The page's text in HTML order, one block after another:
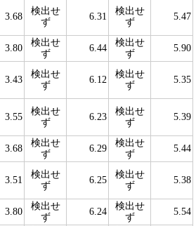
3.68
検出せ
ず
6.31
検出せ
ず
5.47
3.80
検出せ
ず
6.44
検出せ
ず
5.90
3.43
検出せ
ず
6.12
検出せ
ず
5.35
3.55
検出せ
ず
6.23
検出せ
ず
5.39
3.68
検出せ
ず
6.29
検出せ
ず
5.44
3.51
検出せ
ず
6.25
検出せ
ず
5.38
3.80
検出せ
ず
6.24
検出せ
ず
5.54